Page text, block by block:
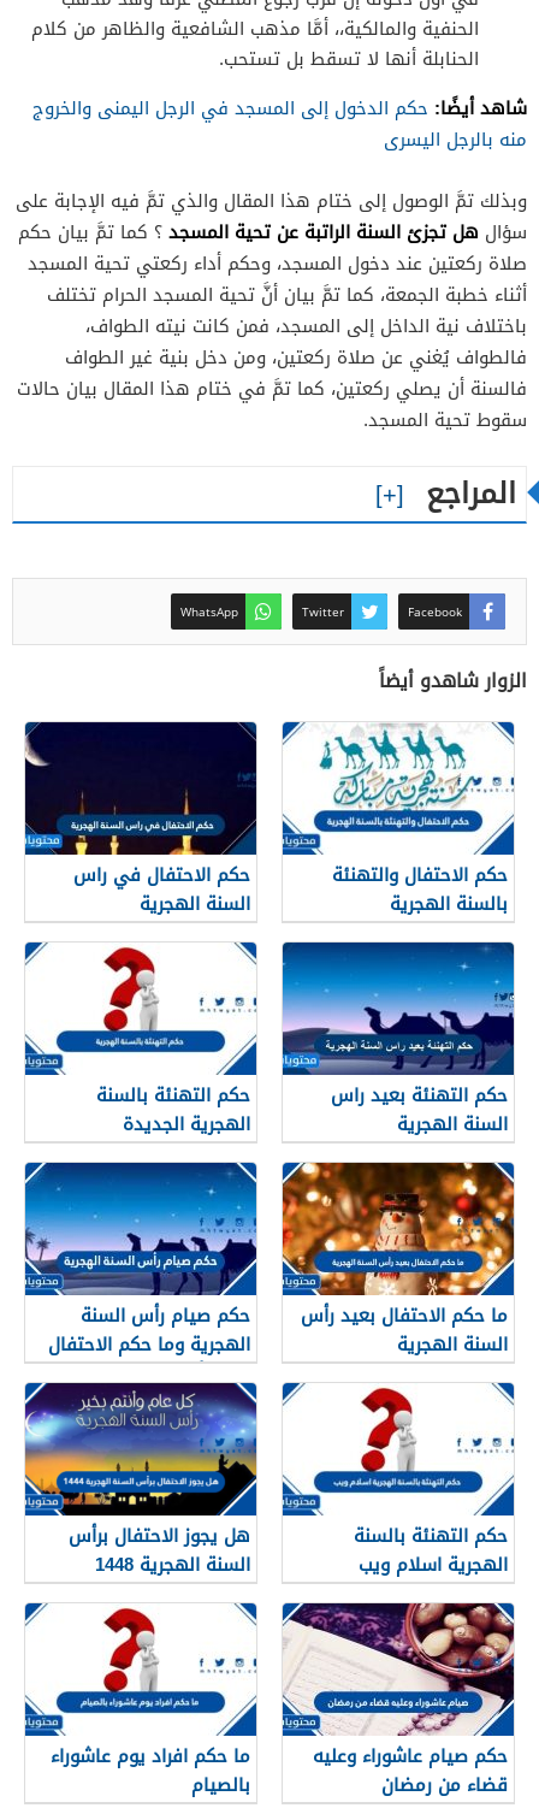
الحنفية والمالكية،، أمَّا مذهب الشافعية والظاهر من كلام
الحنابلة أنها لا تسقط بل تستحب.
شاهد أيضًا: حكم الدخول إلى المسجد في الرجل اليمنى والخروج
منه بالرجل اليسرى
وبذلك تمَّ الوصول إلى ختام هذا المقال والذي تمَّ فيه الإجابة على
سؤال هل تجزئ السنة الراتبة عن تحية المسجد؟ كما تمَّ بيان حكم
صلاة ركعتين عند دخول المسجد، وحكم أداء ركعتي تحية المسجد
أثناء خطبة الجمعة، كما تمَّ بيان أنَّ تحية المسجد الحرام تختلف
باختلاف نية الداخل إلى المسجد، فمن كانت نيته الطواف،
فالطواف يُغني عن صلاة ركعتين، ومن دخل بنية غير الطواف
فالسنة أن يصلي ركعتين، كما تمَّ في ختام هذا المقال بيان حالات
سقوط تحية المسجد.
المراجع
Facebook
Twitter
WhatsApp
الزوار شاهدو أيضاً
حكم الاحتفال والتهنئة
بالسنة الهجرية
حكم الاحتفال في راس
السنة الهجرية
حكم التهنئة بعيد راس
السنة الهجرية
حكم التهنئة بالسنة
الهجرية الجديدة
ما حكم الاحتفال بعيد رأس
السنة الهجرية
حكم صيام رأس السنة
الهجرية وما حكم الاحتفال
بعيد رأس السنه الهجريه
حكم التهنئة بالسنة
الهجرية اسلام ويب
هل يجوز الاحتفال برأس
السنة الهجرية 1448
حكم صيام عاشوراء وعليه
قضاء من رمضان
ما حكم افراد يوم عاشوراء
بالصيام